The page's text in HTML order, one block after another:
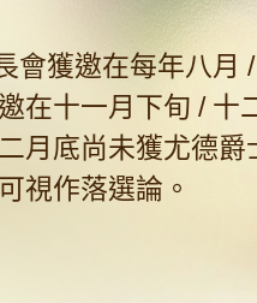
會獲邀在每年八月
在十一月下旬 / 十
月底尚未獲尤德爵
視作落選論。